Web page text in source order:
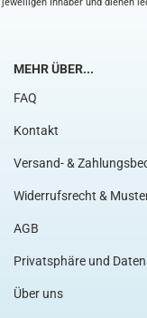
MEHR ÜBER...
FAQ
Kontakt
Versand- &
Widerrufsrecht &
AGB
Privatsphäre und
Über uns